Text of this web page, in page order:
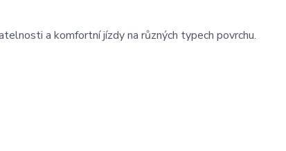
a komfortní jízdy na různých typech povrchu.